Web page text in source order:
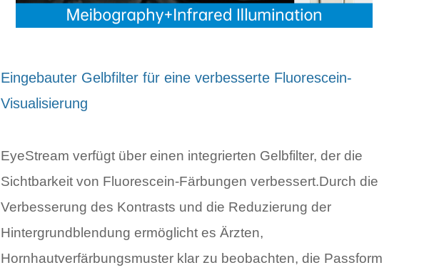
Eingebauter Gelbfilter für eine verbesserte Fluorescein-
Visualisierung
EyeStream verfügt über einen integrierten Gelbfilter, der die
Sichtbarkeit von Fluorescein-Färbungen verbessert.Durch die
Verbesserung des Kontrasts und die Reduzierung der
Hintergrundblendung ermöglicht es Ärzten,
Hornhautverfärbungsmuster klar zu beobachten, die Passform